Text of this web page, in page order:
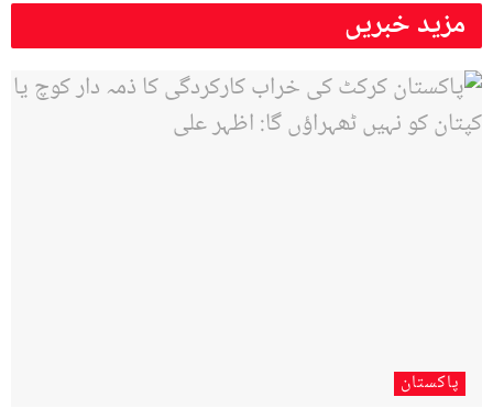
مزید خبریں
پاکستان